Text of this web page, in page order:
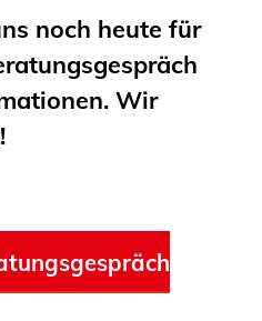
noch heute für
Wir